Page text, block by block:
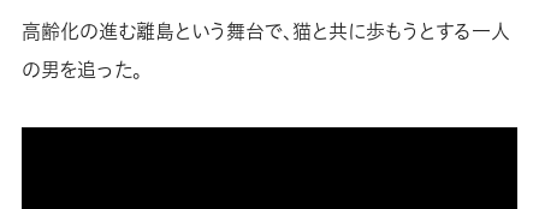
高齢化の進む離島という舞台で、猫と共に歩もうとする一人
の男を追った。